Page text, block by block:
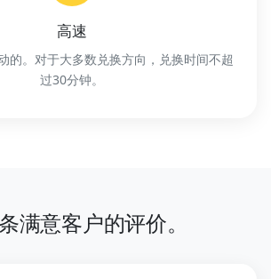
高速
的。对于大多数兑换方向，兑换时间不超
过30分钟。
满意客户的评价。